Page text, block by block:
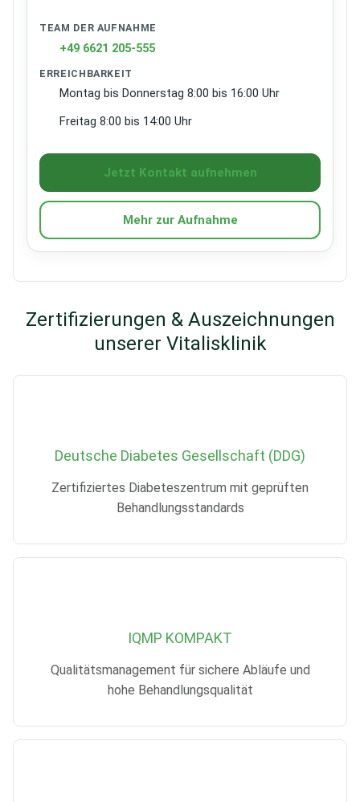
TEAM DER AUFNAHME
+49 6621 205-555
ERREICHBARKEIT
Montag bis Donnerstag 8:00 bis 16:00 Uhr
Freitag 8:00 bis 14:00 Uhr
Jetzt Kontakt aufnehmen
Mehr zur Aufnahme
Zertifizierungen & Auszeichnungen
unserer Vitalisklinik
Deutsche Diabetes Gesellschaft (DDG)
Zertifiziertes Diabeteszentrum mit geprüften
Behandlungsstandards
IQMP KOMPAKT
Qualitätsmanagement für sichere Abläufe und
hohe Behandlungsqualität